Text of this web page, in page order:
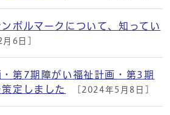
ボルマークについて、知ってい
6日]
第7期障がい福祉計画・第3期
定しました
[2024年5月8日]